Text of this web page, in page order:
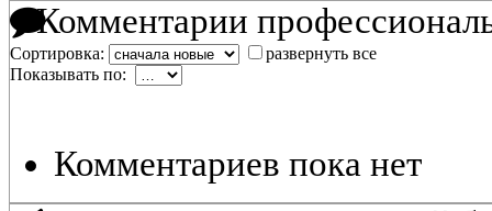
Комментарии
Сортировка:
развернуть все
Показывать по:
Комментариев пока нет